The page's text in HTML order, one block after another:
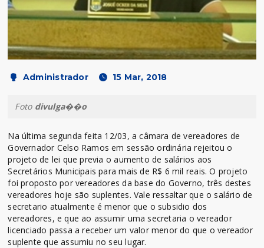
Administrador 15 Mar, 2018
Foto divulga��o
Na última segunda feita 12/03, a câmara de vereadores de
Governador Celso Ramos em sessão ordinária rejeitou o
projeto de lei que previa o aumento de salários aos
Secretários Municipais para mais de R$ 6 mil reais. O projeto
foi proposto por vereadores da base do Governo, três destes
vereadores hoje são suplentes. Vale ressaltar que o salário de
secretario atualmente é menor que o subsidio dos
vereadores, e que ao assumir uma secretaria o vereador
licenciado passa a receber um valor menor do que o vereador
suplente que assumiu no seu lugar.